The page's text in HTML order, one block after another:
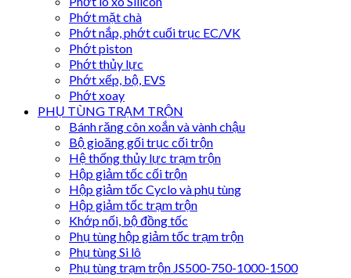
Phớt mặt chà
Phớt nắp, phớt cuối trục EC/VK
Phớt piston
Phớt thủy lực
Phớt xếp, bộ, EVS
Phớt xoay
PHỤ TÙNG TRẠM TRỘN
Bánh răng côn xoắn và vành chậu
Bộ gioăng gối trục cối trộn
Hệ thống thủy lực trạm trộn
Hộp giảm tốc cối trộn
Hộp giảm tốc Cyclo và phụ tùng
Hộp giảm tốc trạm trộn
Khớp nối, bộ đồng tốc
Phụ tùng hộp giảm tốc trạm trộn
Phụ tùng Si lô
Phụ tùng trạm trộn JS500-750-1000-1500